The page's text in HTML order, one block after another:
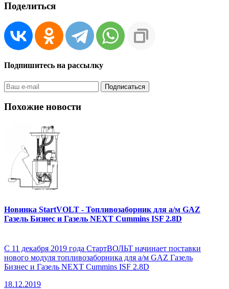
Поделиться
Подпишитесь на рассылку
Похожие новости
Новинка StartVOLT - Топливозаборник для а/м GAZ
Газель Бизнес и Газель NEXT Cummins ISF 2.8D
С 11 декабря 2019 года СтартВОЛЬТ начинает поставки
нового модуля топливозаборника для а/м GAZ Газель
Бизнес и Газель NEXT Cummins ISF 2.8D
18.12.2019